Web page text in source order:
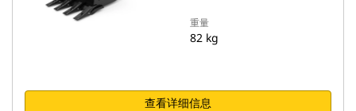
重量
82 kg
查看详细信息